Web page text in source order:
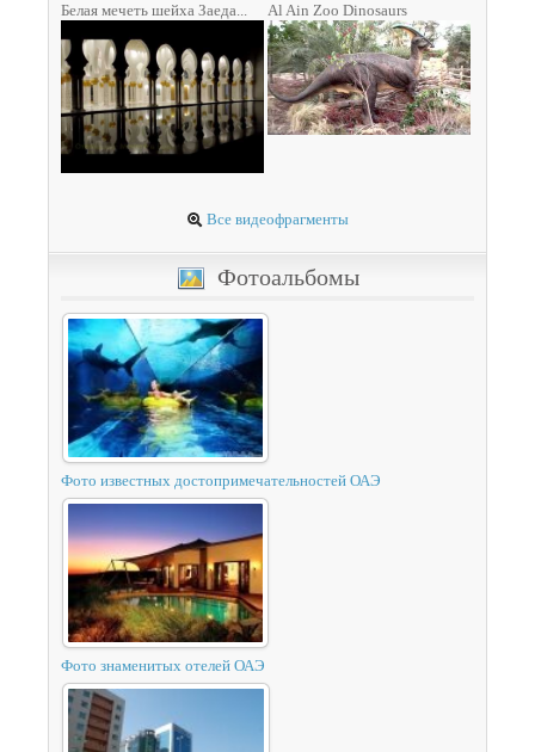
Белая мечеть шейха Заеда... Al Ain Zoo Dinosaurs
Все видеофрагменты
Фотоальбомы
Фото известных достопримечательностей ОАЭ
Фото знаменитых отелей ОАЭ